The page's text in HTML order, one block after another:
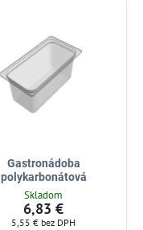
Gastronádoba
polykarbonátová
Skladom
6,83 €
5,55 € bez DPH